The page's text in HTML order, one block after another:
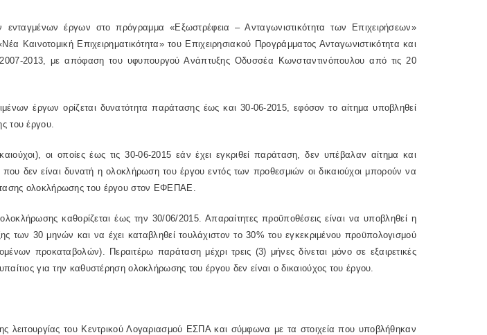
έργων στο πρόγραμμα «Εξωστρέφεια – Ανταγωνιστικότητα των Επιχειρήσεων»
Καινοτομική Επιχειρηματικότητα» του Επιχειρησιακού Προγράμματος Ανταγωνιστικότητα και
2013, με απόφαση του υφυπουργού Ανάπτυξης Οδυσσέα Κωνσταντινόπουλου από τις 20
έργων ορίζεται δυνατότητα παράτασης έως και 30-06-2015, εφόσον το αίτημα υποβληθεί
του έργου.
οι οποίες έως τις 30-06-2015 εάν έχει εγκριθεί παράταση, δεν υπέβαλαν αίτημα και
δεν είναι δυνατή η ολοκλήρωση του έργου εντός των προθεσμιών οι δικαιούχοι μπορούν να
ολοκλήρωσης του έργου στον ΕΦΕΠΑΕ.
καθορίζεται έως την 30/06/2015. Απαραίτητες προϋποθέσεις είναι να υποβληθεί η
των 30 μηνών και να έχει καταβληθεί τουλάχιστον το 30% του εγκεκριμένου προϋπολογισμού
προκαταβολών). Περαιτέρω παράταση μέχρι τρεις (3) μήνες δίνεται μόνο σε εξαιρετικές
για την καθυστέρηση ολοκλήρωσης του έργου δεν είναι ο δικαιούχος του έργου.
λειτουργίας του Κεντρικού Λογαριασμού ΕΣΠΑ και σύμφωνα με τα στοιχεία που υποβλήθηκαν